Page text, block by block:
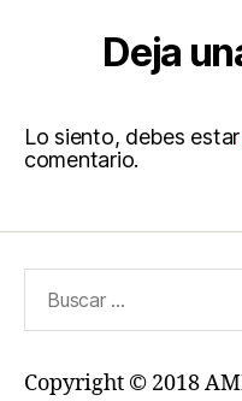
Deja
Lo siento, debes estar
comentario.
Copyright © 2018